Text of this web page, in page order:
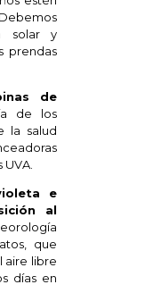
solar y
prendas
de
de los
la salud
e
al
que
aire libre
días en